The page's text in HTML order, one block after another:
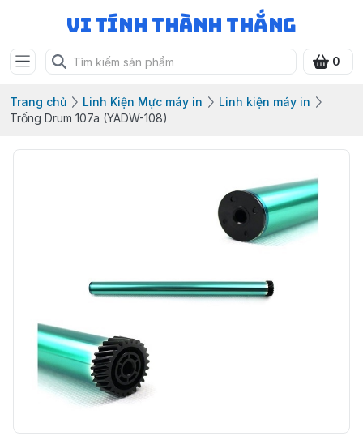
Vi Tính Thành Thắng
0
Trang chủ Linh Kiện Mực máy in
Linh kiện máy in
Trống Drum 107a (YADW-108)